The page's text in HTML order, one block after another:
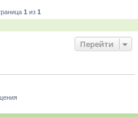
1 из 1
Перейти